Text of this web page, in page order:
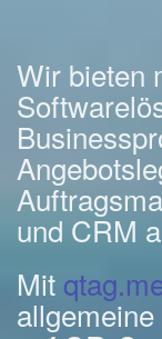
Wir bieten
und CRM
Mit